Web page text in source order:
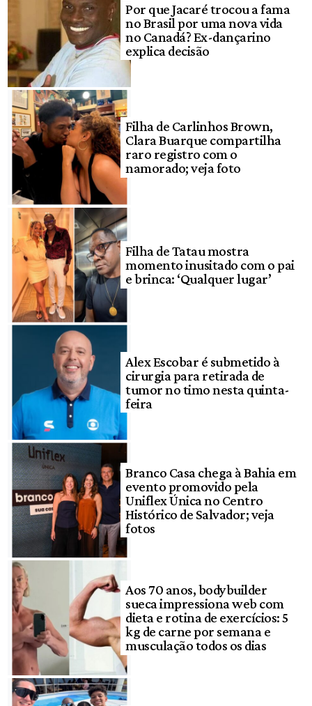
Por que Jacaré trocou a fama
no Brasil por uma nova vida
no Canadá? Ex-dançarino
explica decisão
Filha de Carlinhos Brown,
Clara Buarque compartilha
raro registro com o
namorado; veja foto
Filha de Tatau mostra
momento inusitado com o pai
e brinca: ‘Qualquer lugar’
Alex Escobar é submetido à
cirurgia para retirada de
tumor no timo nesta quinta-
feira
Branco Casa chega à Bahia em
evento promovido pela
Uniflex Única no Centro
Histórico de Salvador; veja
fotos
Aos 70 anos, bodybuilder
sueca impressiona web com
dieta e rotina de exercícios: 5
kg de carne por semana e
musculação todos os dias